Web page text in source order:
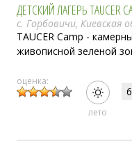
ДЕТСКИЙ ЛАГЕРЬ TAUCER
с. Горбовичи, Киевская
TAUCER Camp -
живописной зеленой
оценка:
лето